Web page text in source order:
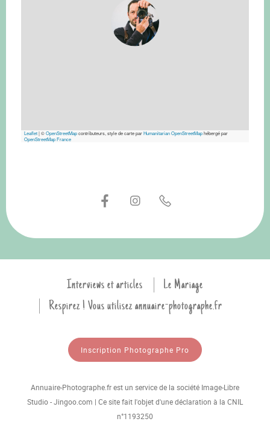
Leaflet|©OpenStreetMapcontributeurs, style de carte parHumanitarian OpenStreetMaphébergé par
OpenStreetMap France
Interviews et articles
Le Mariage
Respirez ! Vous utilisez annuaire-photographe.fr
Inscription Photographe Pro
Annuaire-Photographe.fr est un service de la société Image-Libre
Studio - Jingoo.com | Ce site fait l'objet d'une déclaration à la CNIL
n°1193250